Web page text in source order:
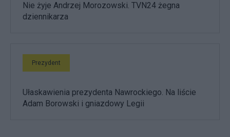
Nie żyje Andrzej Morozowski. TVN24 żegna
dziennikarza
Prezydent
Ułaskawienia prezydenta Nawrockiego. Na liście
Adam Borowski i gniazdowy Legii